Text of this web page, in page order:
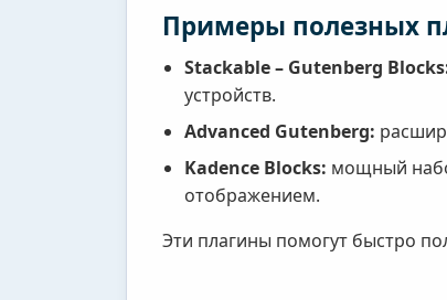
Примеры полезных
Stackable – Gutenberg
устройств.
Advanced Gutenberg:
Kadence Blocks: мощный
отображением.
Эти плагины помогут быстро